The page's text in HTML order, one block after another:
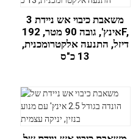
משאבת כיבוי אש ניידת 3
אינץ', גובה 90 מטר, 192F,
דיזל, התנעה אלקטרומכנית,
13 כ"ס